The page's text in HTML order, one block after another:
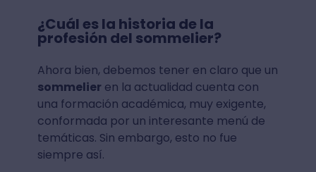
¿Cuál es la historia de la
profesión del sommelier?
Ahora bien, debemos tener en claro que un
sommelier en la actualidad cuenta con
una formación académica, muy exigente,
conformada por un interesante menú de
temáticas. Sin embargo, esto no fue
siempre así.